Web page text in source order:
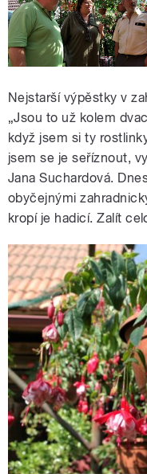
Nejstarší výpěstky v
„Jsou to už kolem
když jsem si ty
jsem se je seříznout,
Jana Suchardová.
obyčejnými
kropí je hadicí. Zalít